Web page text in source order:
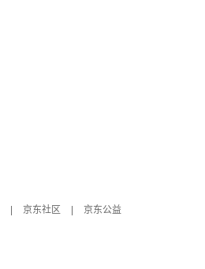
京东社区
京东公益